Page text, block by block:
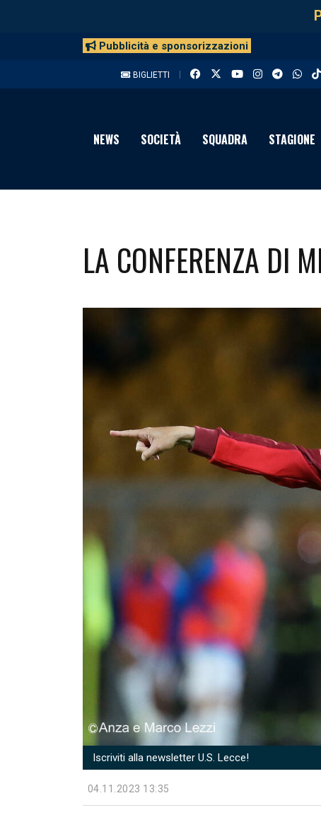
Pubblicità e sponsorizzazioni
BIGLIETTI
NEWS SOCIETÀ SQUADRA STAGIONE
LA CONFERENZA DI
Iscriviti alla newsletter U.S. Lecce!
04.11.2023 13:35